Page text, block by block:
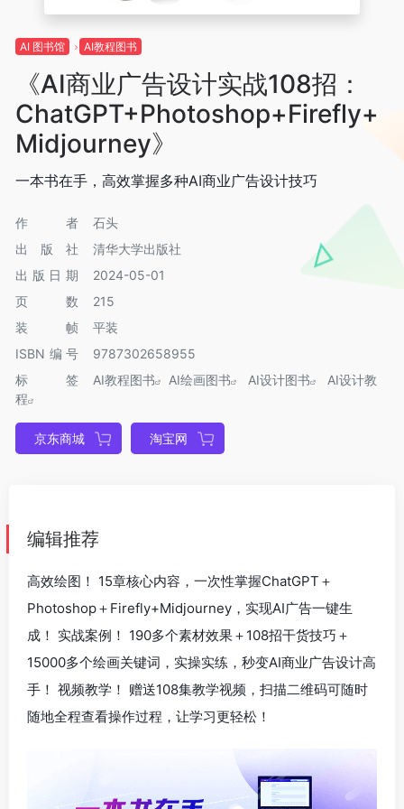
AI 图书馆 AI教程图书
《AI商业广告设计实战108招：
ChatGPT+Photoshop+Firefly+
Midjourney》
一本书在手，高效掌握多种AI商业广告设计技巧
作者
石头
出版社
清华大学出版社
出版日期
2024-05-01
页数
215
装帧
平装
ISBN编号
9787302658955
标签
AI教程图书 AI绘画图书 AI设计图书
AI设计教
程
京东商城 淘宝网
编辑推荐
高效绘图！ 15章核心内容，一次性掌握ChatGPT＋
Photoshop＋Firefly+Midjourney，实现AI广告一键生
成！ 实战案例！ 190多个素材效果＋108招干货技巧＋
15000多个绘画关键词，实操实练，秒变AI商业广告设计高
手！ 视频教学！ 赠送108集教学视频，扫描二维码可随时
随地全程查看操作过程，让学习更轻松！